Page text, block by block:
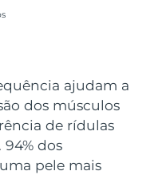
ajudam a
dos músculos
de rídulas
dos
pele mais
Entrega prevista 8/10/26
Entrega prevista